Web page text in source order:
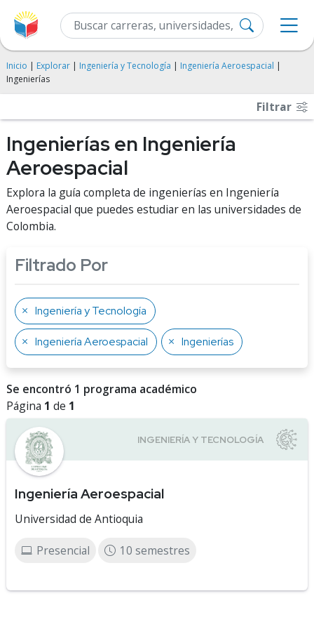
Inicio | Explorar | Ingeniería y Tecnología | Ingeniería Aeroespacial |
Ingenierías
Filtrar
Ingenierías en Ingeniería
Aeroespacial
Explora la guía completa de ingenierías en Ingeniería
Aeroespacial que puedes estudiar en las universidades de
Colombia.
Filtrado Por
Ingeniería y Tecnología
Ingeniería Aeroespacial Ingenierías
Se encontró 1 programa académico
Página 1 de 1
Ingeniería Aeroespacial
Universidad de Antioquia
Presencial 10 semestres